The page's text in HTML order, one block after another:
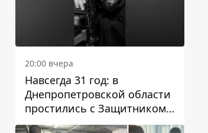
20:00 вчера
Навсегда 31 год: в
Днепропетровской области
простились с Защитником
Александром Репиным